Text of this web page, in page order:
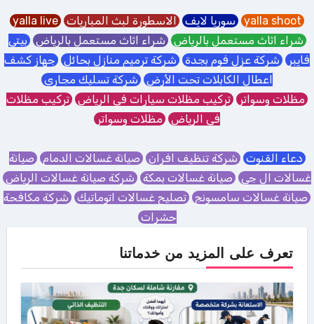
yalla shoot سوريا لايف الاسطورة لبث المباريات yalla live
شراء اثاث مستعمل بالرياض شراء اثاث مستعمل بالرياض بيتي
فايبر شركة عزل فوم بجدة شركة ترميم منازل بحائل جهاز كشف
اعطال الكابلات تحت الأرض شركة تسليك مجاري
مظلات وسواتر تركيب مظلات سيارات في الرياض تركيب مظلات
في الرياض مظلات وسواتر
دعاء القنوت شركة تنظيف افران صيانة غسالات الدمام صيانة
غسالات ال جي صيانة غسالات بمكة شركة صيانة غسالات الرياض
صيانة غسالات سامسونج تصليح غسالات اتوماتيك شركة مكافحة
حشرات
تعرف على المزيد من خدماتنا